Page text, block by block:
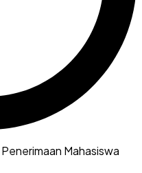
Mahasiswa